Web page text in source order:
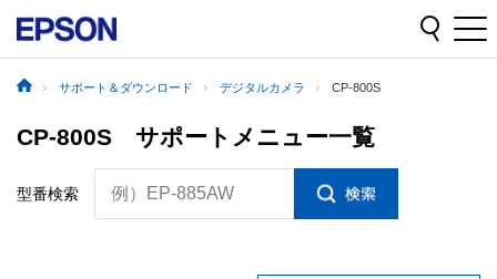
サポート＆ダウンロード デジタルカメラ CP-800S
CP-800S サポートメニュー一覧
型番検索 例）EP-885AW